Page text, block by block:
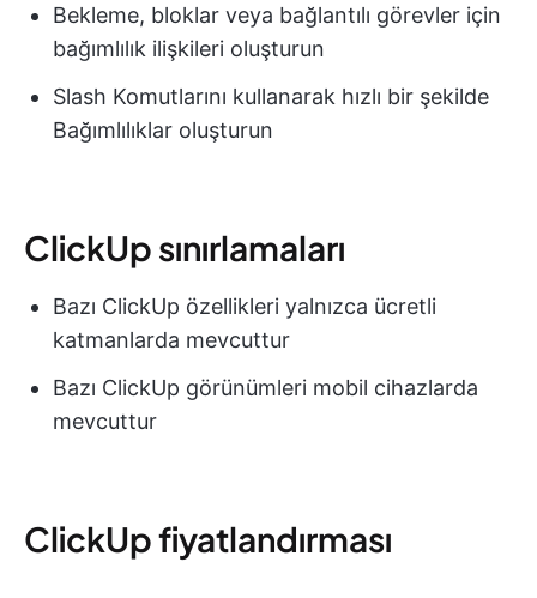
Bekleme, bloklar veya bağlantılı görevler için
bağımlılık ilişkileri oluşturun
Slash Komutlarını kullanarak hızlı bir şekilde
Bağımlılıklar oluşturun
ClickUp sınırlamaları
Bazı ClickUp özellikleri yalnızca ücretli
katmanlarda mevcuttur
Bazı ClickUp görünümleri mobil cihazlarda
mevcuttur
ClickUp fiyatlandırması